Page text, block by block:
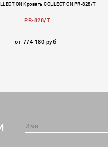
Кровать COLLECTION PR-828/T
PR-828/T
от 774 180 руб